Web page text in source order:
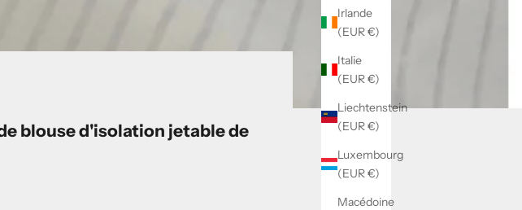
Irlande
(EUR €)
Italie
(EUR €)
Liechtenstein
(EUR €)
Luxembourg
(EUR €)
Macédoine
blouse d'isolation jetable de